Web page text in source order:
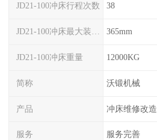
JD21-100冲床行程次数 38
365mm
JD21-100冲床重量 12000KG
简称 沃锻机械
产品 冲床维修改造
服务 服务完善